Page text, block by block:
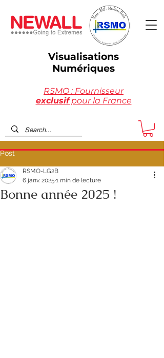
Visualisations
Numériques
RSMO : Fournisseur
exclusifpour la France
Post
Bonne année 2025 !
RSMO-LG2B
6 janv. 2025 1 min de lecture